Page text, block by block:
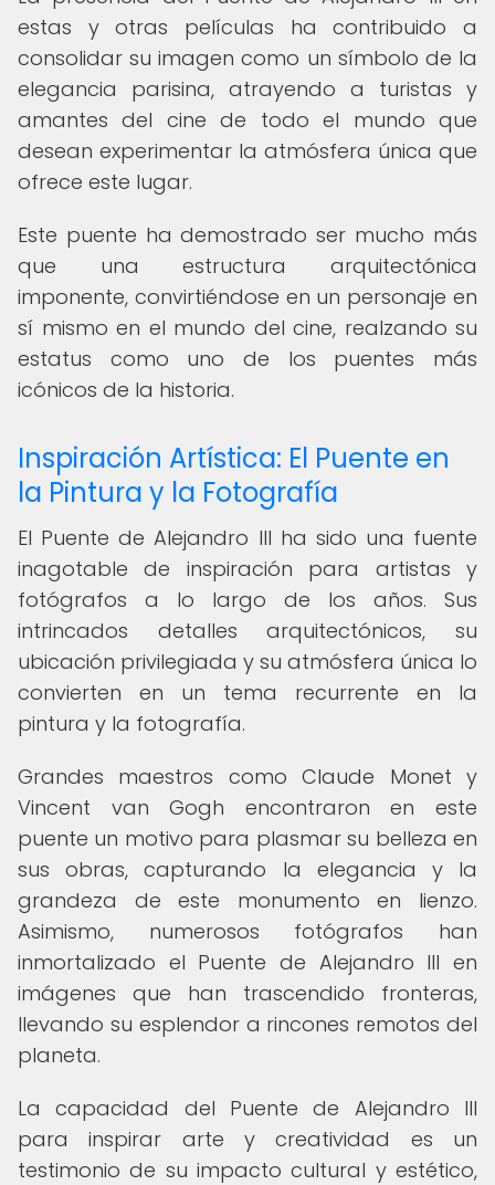
estas y otras películas ha contribuido a
consolidar su imagen como un símbolo de la
elegancia parisina, atrayendo a turistas y
amantes del cine de todo el mundo que
desean experimentar la atmósfera única que
ofrece este lugar.
Este puente ha demostrado ser mucho más
que una estructura arquitectónica
imponente, convirtiéndose en un personaje en
sí mismo en el mundo del cine, realzando su
estatus como uno de los puentes más
icónicos de la historia.
Inspiración Artística: El Puente en
la Pintura y la Fotografía
El Puente de Alejandro III ha sido una fuente
inagotable de inspiración para artistas y
fotógrafos a lo largo de los años. Sus
intrincados detalles arquitectónicos, su
ubicación privilegiada y su atmósfera única lo
convierten en un tema recurrente en la
pintura y la fotografía.
Grandes maestros como Claude Monet y
Vincent van Gogh encontraron en este
puente un motivo para plasmar su belleza en
sus obras, capturando la elegancia y la
grandeza de este monumento en lienzo.
Asimismo, numerosos fotógrafos han
inmortalizado el Puente de Alejandro III en
imágenes que han trascendido fronteras,
llevando su esplendor a rincones remotos del
planeta.
La capacidad del Puente de Alejandro III
para inspirar arte y creatividad es un
testimonio de su impacto cultural y estético,